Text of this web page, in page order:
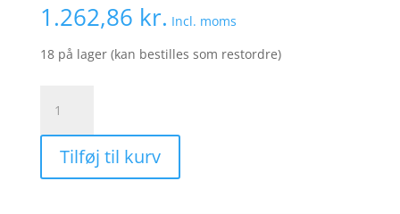
1.262,86 kr. Incl. moms
18 på lager (kan bestilles som restordre)
5450Y
Yellow
Toner
3,2K
Tilføj til kurv